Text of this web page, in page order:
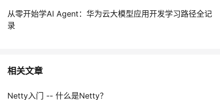
从零开始学AI Agent：华为云大模型应用开发学习路径全记
录
相关文章
Netty入门 -- 什么是Netty？